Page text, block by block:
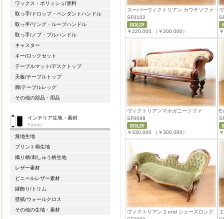
ワックス・ポリッシュ/塗料
取っ手/ドロップ・ペンダントハンドル
取っ手/リング・ループハンドル
取っ手/ノブ・プルハンドル
キャスター
キー/ロックセット
テーブルマット/デスクトップ
天板/テーブルトップ
脚/テーブルレッグ
その他の部品・用品
インテリア生地・素材
Fabric
無地生地
プリント柄生地
織り柄/刺しゅう柄生地
レザー素材
ビニールレザー素材
縁飾り/トリム
壁紙/ウォールクロス
その他の生地・素材
スーパーヴィクトリアン カウチソファ
SF0102
￥220,000 （￥200,000）
ヴィクトリアンマホガニーソファ
SF0098
￥330,000 （￥300,000）
ヴィクトリアン 2 end シェーズロング